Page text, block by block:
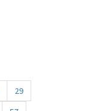
29